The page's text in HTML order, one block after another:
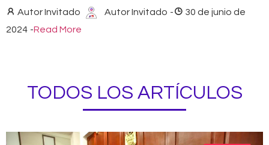
Autor Invitado Autor Invitado -
30 de junio de
2024 -Read More
TODOS LOS ARTÍCULOS